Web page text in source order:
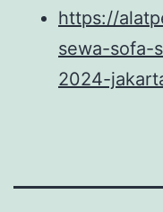
https://
sewa-sofa-
2024-